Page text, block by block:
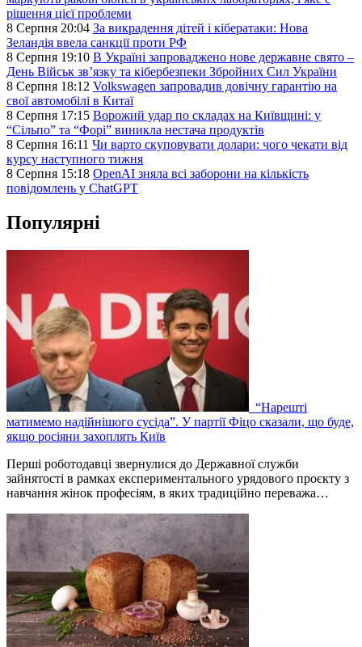
рішення цієї проблеми
8 Серпня 20:04 За викрадення дітей і кібератаки: Нова
Зеландія ввела санкції проти РФ
8 Серпня 19:10 В Україні запроваджено нове державне свято –
День Військ звʼязку та кібербезпеки Збройних Сил України
8 Серпня 18:12 Volkswagen запровадив довічну гарантію на
свої автомобілі в Китаї
8 Серпня 17:15 Ворожий удар по складах на Київщині: у
“Сільпо” та “Форі” виникла нестача продуктів
8 Серпня 16:11 Чи варто скуповувати долари: чого чекати від
курсу наступного тижня
8 Серпня 15:18 OpenAI зняла всі заборони на кількість
повідомлень у ChatGPT
Популярні
“Нарешті
матимемо надійнішого сусіда”. У партії Фіцо сказали, що буде,
якщо росіяни захоплять Київ
Перші роботодавці звернулися до Державної служби
зайнятості в рамках експериментального урядового проєкту з
навчання жінок професіям, в яких традиційно переважа…